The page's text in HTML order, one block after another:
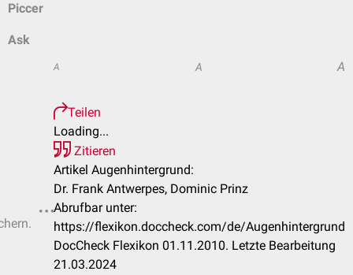
Piccer
Ask
A A A
Teilen
Loading...
Zitieren
Artikel Augenhintergrund:
Dr. Frank Antwerpes, Dominic Prinz
Abrufbar unter:
https://flexikon.doccheck.com/de/Augenhintergrund
DocCheck Flexikon 01.11.2010. Letzte Bearbeitung
21.03.2024